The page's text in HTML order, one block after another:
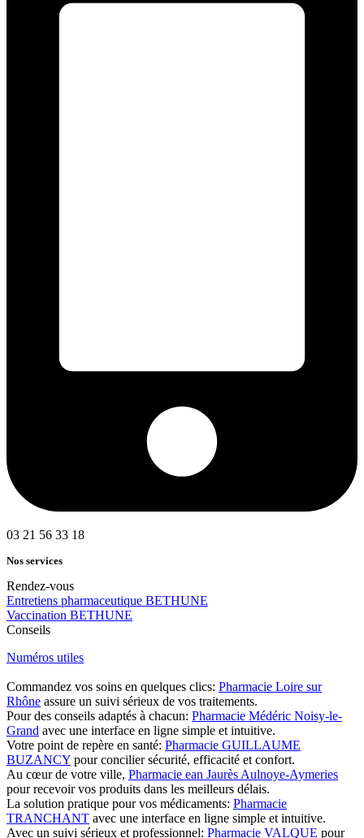
03 21 56 33 18
Nos services
Rendez-vous
Entretiens pharmaceutique BETHUNE
Vaccination BETHUNE
Conseils
Numéros utiles
Commandez vos soins en quelques clics: Pharmacie Loire sur
Rhône assure un suivi sérieux de vos traitements.
Pour des conseils adaptés à chacun: Pharmacie Médéric Noisy-le-
Grand avec une interface en ligne simple et intuitive.
Votre point de repère en santé: Pharmacie GUILLAUME
BUZANCY pour concilier sécurité, efficacité et confort.
Au cœur de votre ville, Pharmacie ean Jaurès Aulnoye-Aymeries
pour recevoir vos produits dans les meilleurs délais.
La solution pratique pour vos médicaments: Pharmacie
TRANCHANT avec une interface en ligne simple et intuitive.
Avec un suivi sérieux et professionnel: Pharmacie VALQUE pour